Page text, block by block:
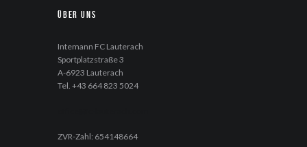
Über uns
Intemann FC Lauterach
Sportplatzstraße 3
A-6923 Lauterach
Tel. +43 664 823 5024
ZVR-Zahl: 654148664